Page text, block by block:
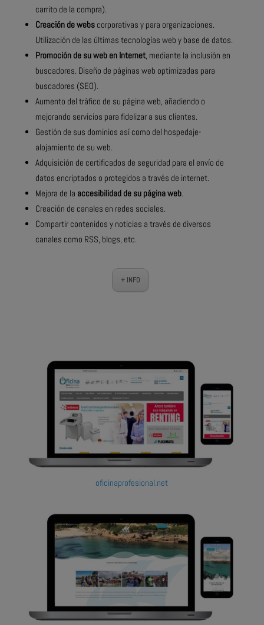
carrito de la compra).
Creación de webs corporativas y para organizaciones.
Utilización de las últimas tecnologías web y base de datos.
Promoción de su web en Internet, mediante la inclusión en
buscadores. Diseño de páginas web optimizadas para
buscadores (SEO).
Aumento del tráfico de su página web, añadiendo o
mejorando servicios para fidelizar a sus clientes.
Gestión de sus dominios así como del hospedaje-
alojamiento de su web.
Adquisición de certificados de seguridad para el envío de
datos encriptados o protegidos a través de internet.
Mejora de la accesibilidad de su página web.
Creación de canales en redes sociales.
Compartir contenidos y noticias a través de diversos
canales como RSS, blogs, etc.
+ INFO
oficinaprofesional.net